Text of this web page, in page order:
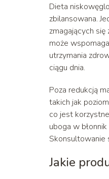
Dieta
zbilansowana.
zmagających
może
utrzymania
ciągu dnia.
Poza redukcją
takich jak
co jest
uboga w
Skonsultowanie
Jakie